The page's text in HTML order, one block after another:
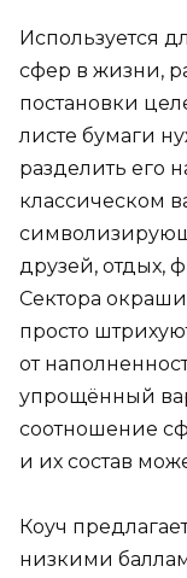
Используется
сфер в жизни,
постановки
листе бумаги
разделить его
классическом
друзей, отдых,
Сектора
просто
от
упрощённый
соотношение
и их состав
Коуч
низкими